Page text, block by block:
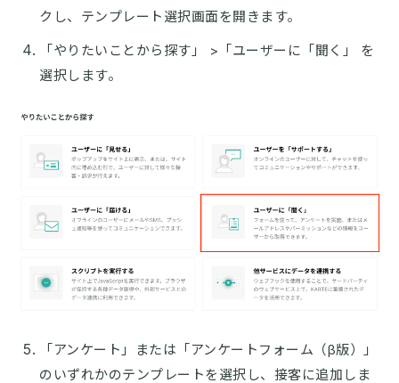
クし、テンプレート選択画面を開きます。
「やりたいことから探す」 >「ユーザーに「聞く」 を
選択します。
「アンケート」または「アンケートフォーム（β版）」
のいずれかのテンプレートを選択し、接客に追加しま